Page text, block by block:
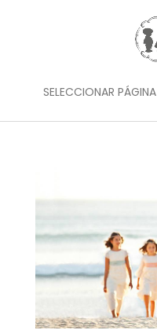
SELECCIONAR PÁGINA